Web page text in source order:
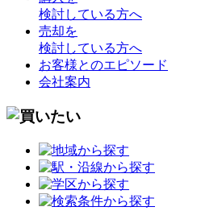
検討している方へ
売却を
検討している方へ
お客様とのエピソード
会社案内